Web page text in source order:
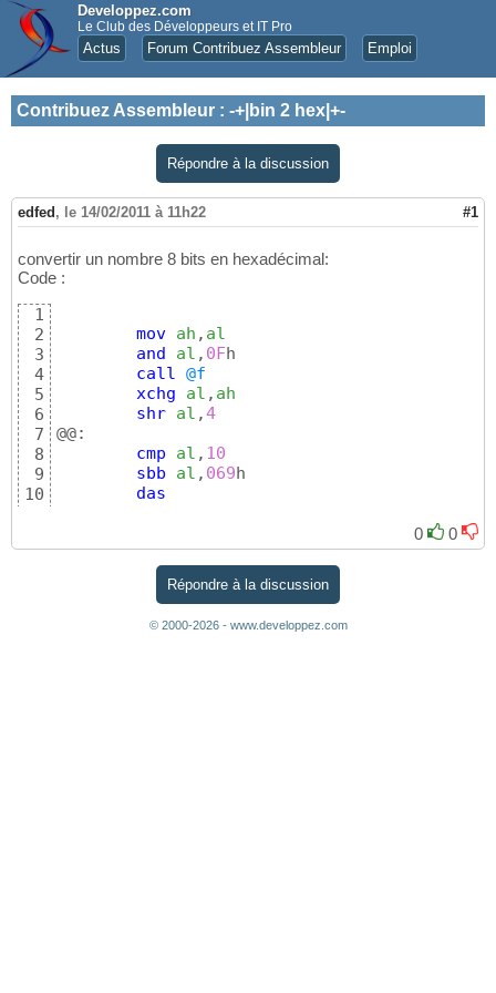
Developpez.com
Le Club des Développeurs et IT Pro
Actus Forum Contribuez Assembleur Emploi
Contribuez Assembleur : -+|bin 2 hex|+-
Répondre à la discussion
edfed , le 14/02/2011 à 11h22 #1
convertir un nombre 8 bits en hexadécimal:
Code :
1
2
3
4
5
6
7
8
9
10
mov ah , al
and
al , 0Fh
call @f
xchg
al , ah
shr al ,4
@@:
cmp
al , 10
sbb
al , 069h
das
0 0
Répondre à la discussion
© 2000-2026 - www.developpez.com